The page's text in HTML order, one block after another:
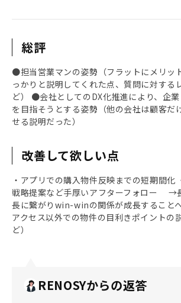
総評
●担当営業マンの姿勢（フラットにメリッ
っかりと説明してくれた点、質問に対する
ど） ●会社としてのDX化推進により、企
を目指そうとする姿勢（他の会社は顧客だ
せる説明だった）
改善して欲しい点
・アプリでの購入物件反映までの短期間化
戦略提案など手厚いアフターフォロー →
長に繋がりwin-winの関係が成長すること
アクセス以外での物件の目利きポイントの
ど）
RENOSYからの返答